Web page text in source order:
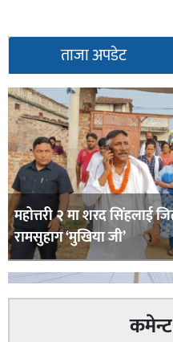
ताजा अपडेट
महोत्तरी २ मा शरद सिंहलाई
रामसुहाग ‘मुखिया जी’